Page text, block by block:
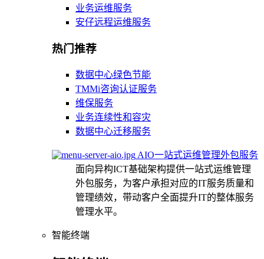
业务运维服务
安仔远程运维服务
热门推荐
数据中心绿色节能
TMMi咨询认证服务
维保服务
业务连续性和容灾
数据中心迁移服务
AIO一站式运维管理外包服务
面向异构ICT基础架构提供一站式运维管理
外包服务，为客户承担对应的IT服务质量和
管理绩效，带动客户全面提升IT的整体服务
管理水平。
智能终端